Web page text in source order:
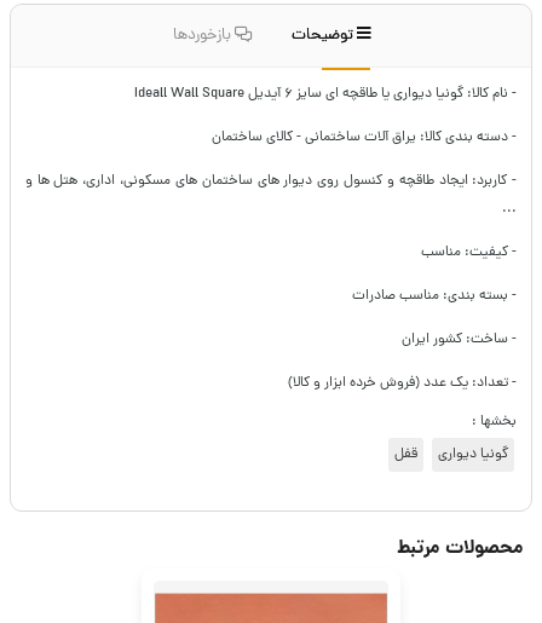
توضیحات بازخوردها
- نام کالا: گونیا دیواری یا طاقچه ای سایز ۶ آیدیل Ideall Wall Square
- دسته بندی کالا: یراق آلات ساختمانی - کالای ساختمان
- کاربرد: ایجاد طاقچه و کنسول روی دیوار های ساختمان های مسکونی، اداری، هتل ها و
...
- کیفیت: مناسب
- بسته بندی: مناسب صادرات
- ساخت: کشور ایران
- تعداد: یک عدد (فروش خرده ابزار و کالا)
بخشها :
گونیا دیواری
قفل
محصولات مرتبط